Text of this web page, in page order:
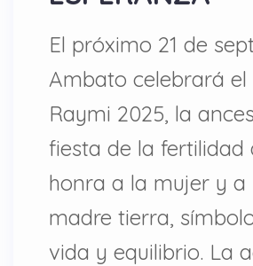
El próximo 21 de
Ambato celebrará el
Raymi 2025, la
fiesta de la fertilidad
honra a la mujer y a
madre tierra,
vida y equilibrio. La